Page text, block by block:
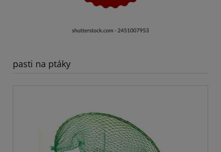
pasti na ptáky